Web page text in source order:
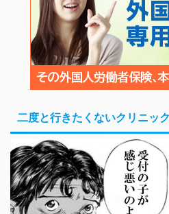
二度と行きたくないクリニッ